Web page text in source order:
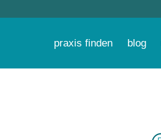
praxis finden blog